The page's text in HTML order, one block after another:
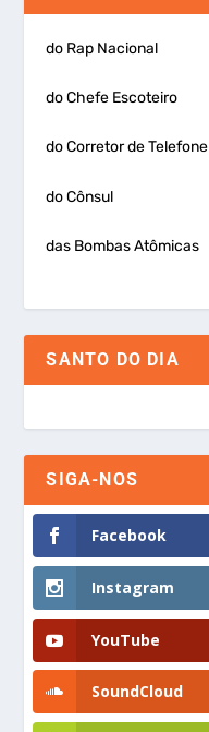
do Rap Nacional
do Chefe Escoteiro
do Corretor de Telefone
do Cônsul
das Bombas Atômicas
SANTO DO DIA
SIGA-NOS
Facebook
Instagram
YouTube
SoundCloud